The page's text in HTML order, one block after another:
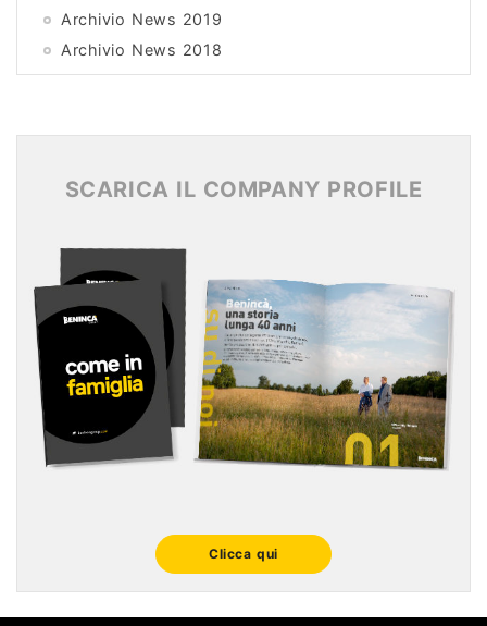
Archivio News 2019
Archivio News 2018
Archivio News 2017
Archivio News 2015
SCARICA IL COMPANY PROFILE
Clicca qui